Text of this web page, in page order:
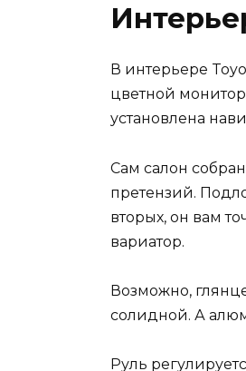
В интерьере
цветной
установлена
Сам салон
претензий.
вторых, он вам
вариатор.
Возможно,
солидной. А
Руль